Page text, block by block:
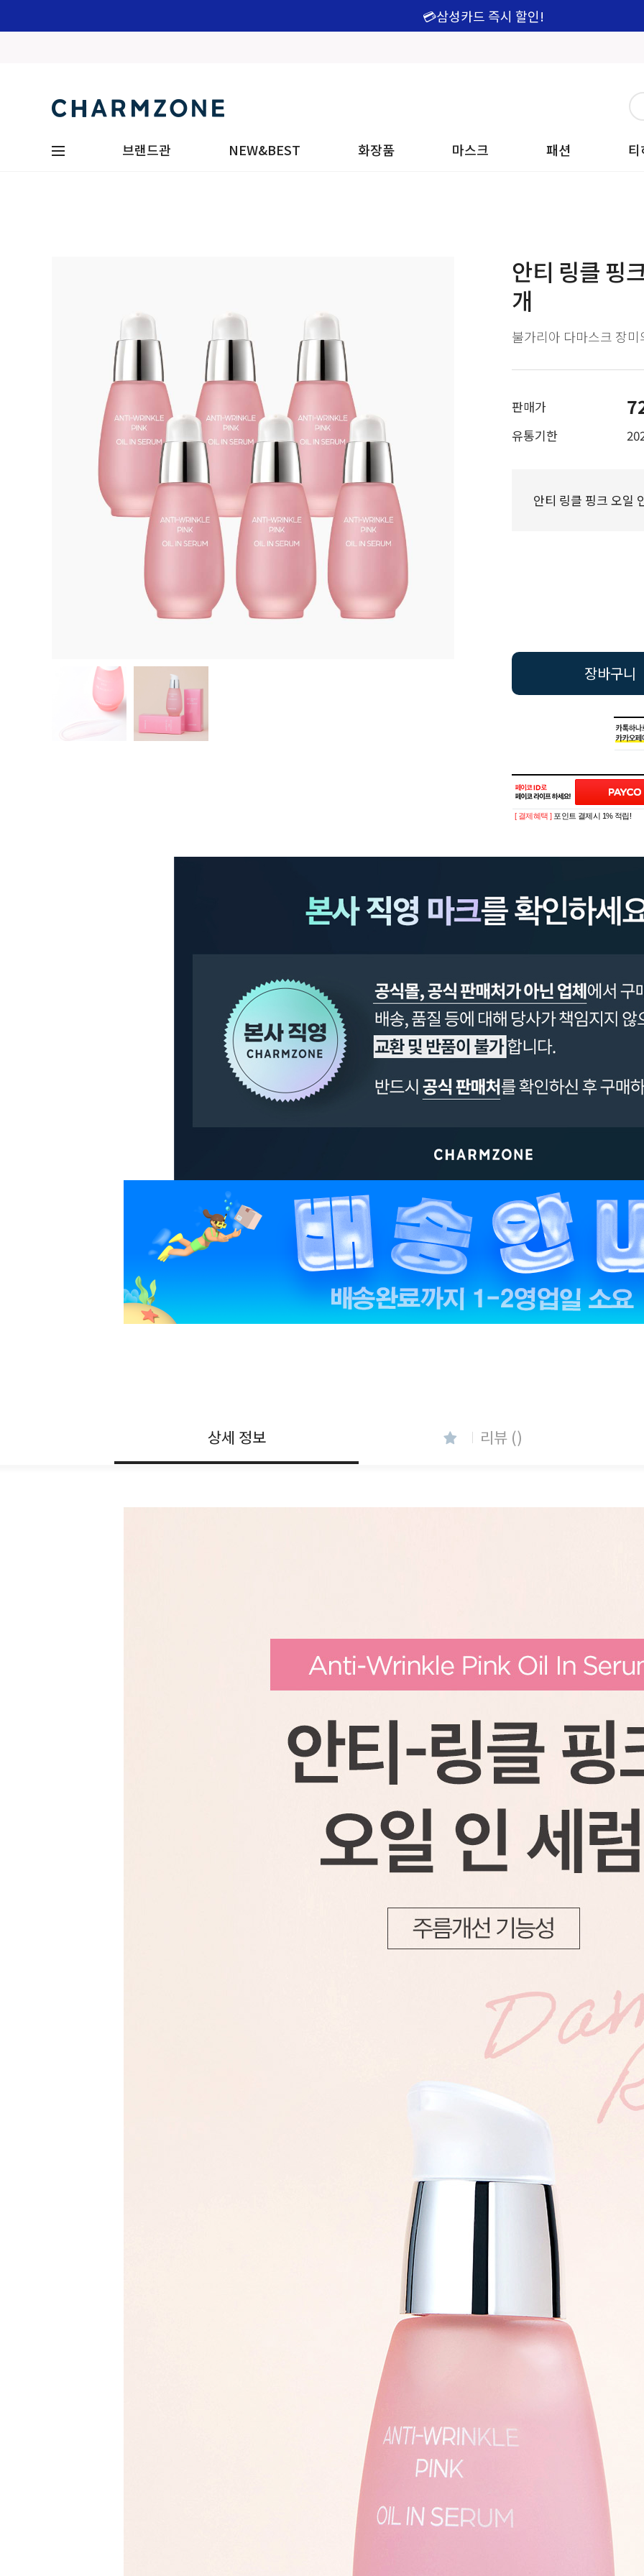
💳삼성카드 즉시 할인!
브랜드관 NEW&BEST 화장품 마스크 패션
안티 링클 핑
개
불가리아 다마스크 장
판매가
유통기한
안티 링클 핑크 오일
장바구니
코 라이프 하세요!
[ 결제혜택 ] 포인트 결제시 1% 적립!
상세 정보 리뷰 ()